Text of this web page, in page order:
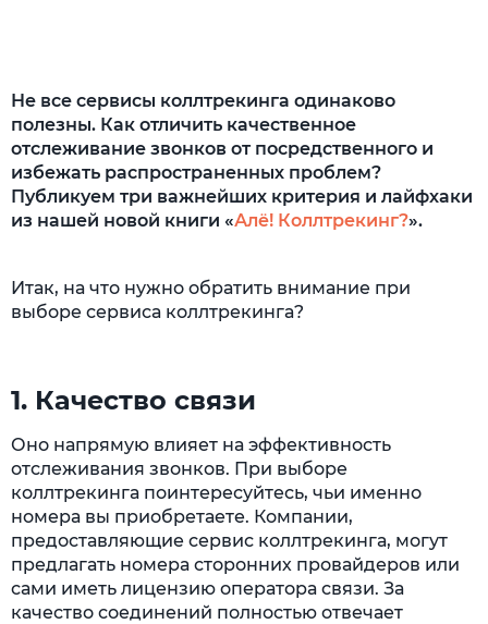
Не все сервисы коллтрекинга одинаково
полезны. Как отличить качественное
отслеживание звонков от посредственного и
избежать распространенных проблем?
Публикуем три важнейших критерия и лайфхаки
из нашей новой книги «Алё! Коллтрекинг?».
Итак, на что нужно обратить внимание при
выборе сервиса коллтрекинга?
1. Качество связи
Оно напрямую влияет на эффективность
отслеживания звонков. При выборе
коллтрекинга поинтересуйтесь, чьи именно
номера вы приобретаете. Компании,
предоставляющие сервис коллтрекинга, могут
предлагать номера сторонних провайдеров или
сами иметь лицензию оператора связи. За
качество соединений полностью отвечает